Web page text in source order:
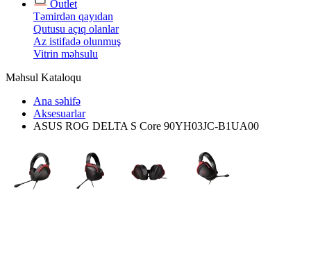
Outlet
Təmirdən qayıdan
Qutusu açıq olanlar
Az istifadə olunmuş
Vitrin məhsulu
Məhsul Kataloqu
Ana səhifə
Aksesuarlar
ASUS ROG DELTA S Core 90YH03JC-B1UA00